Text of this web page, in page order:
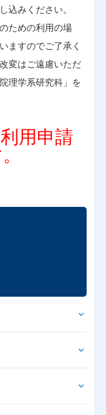
込みください。
ための利用の場
ますのでご了承く
変はご遠慮いただ
理学系研究科」を
用申請